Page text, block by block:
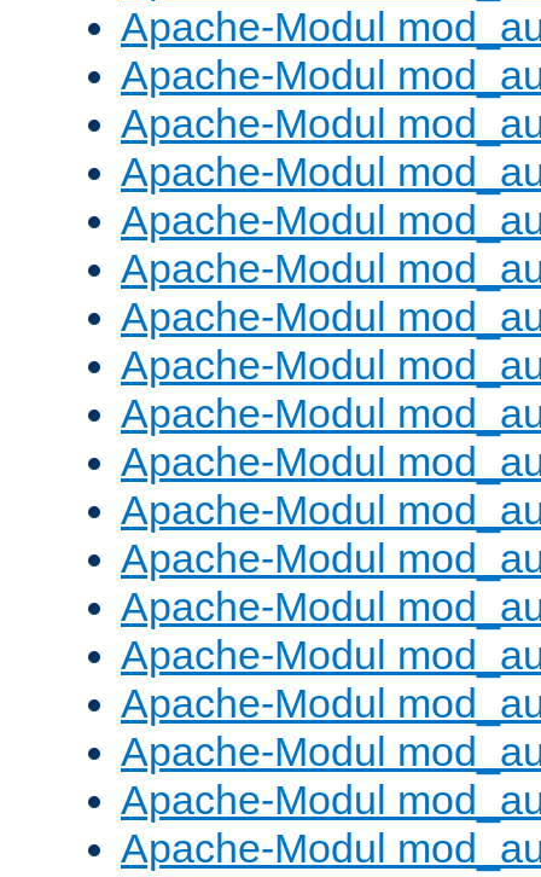
Apache-Modul
Apache-Modul
Apache-Modul
Apache-Modul
Apache-Modul
Apache-Modul
Apache-Modul
Apache-Modul
Apache-Modul
Apache-Modul
Apache-Modul
Apache-Modul
Apache-Modul
Apache-Modul
Apache-Modul
Apache-Modul
Apache-Modul
Apache-Modul